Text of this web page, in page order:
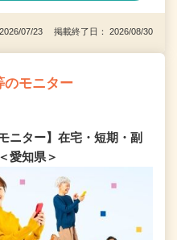
07/23 掲載終了日： 2026/08/30
のモニター
ニター】在宅・短期・副
愛知県＞